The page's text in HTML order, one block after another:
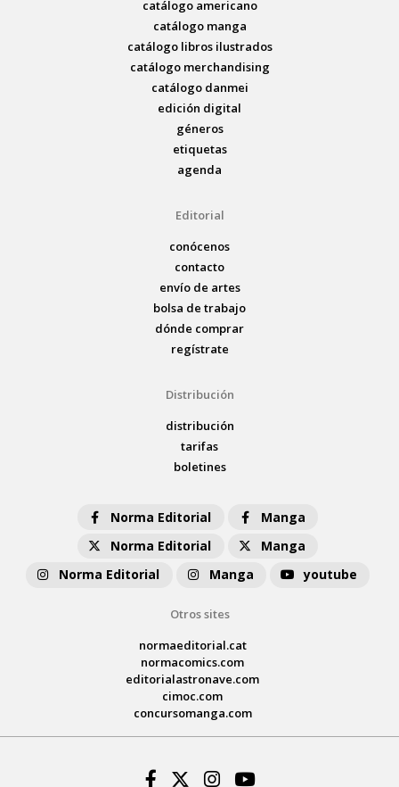
catálogo americano
catálogo manga
catálogo libros ilustrados
catálogo merchandising
catálogo danmei
edición digital
géneros
etiquetas
agenda
Editorial
conócenos
contacto
envío de artes
bolsa de trabajo
dónde comprar
regístrate
Distribución
distribución
tarifas
boletines
Norma Editorial
Manga
Norma Editorial
Manga
Norma Editorial
Manga youtube
Otros sites
normaeditorial.cat
normacomics.com
editorialastronave.com
cimoc.com
concursomanga.com
Facebook
Twitter
Instagram
Youtube